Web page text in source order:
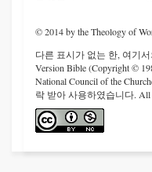
© 2014 by the Theology of
다른 표시가 없는 한, 여기서
Version Bible (Copyright ©
National Council of the
락 받아 사용하였습니다. All